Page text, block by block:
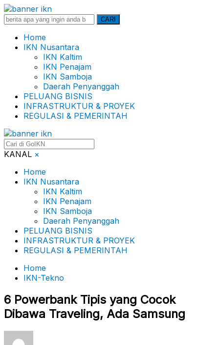
Search
CARI
Home
IKN Nusantara
IKN Kaltim
IKN Penajam
IKN Samboja
Daerah Penyanggah
PELUANG BISNIS
INFRASTRUKTUR & PROYEK
REGULASI & PEMERINTAH
KANAL ×
Home
IKN Nusantara
IKN Kaltim
IKN Penajam
IKN Samboja
Daerah Penyanggah
PELUANG BISNIS
INFRASTRUKTUR & PROYEK
REGULASI & PEMERINTAH
Home
IKN-Tekno
6 Powerbank Tipis yang Cocok
Dibawa Traveling, Ada Samsung